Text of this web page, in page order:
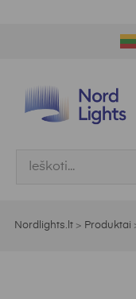
Nordlights.lt > Produktai